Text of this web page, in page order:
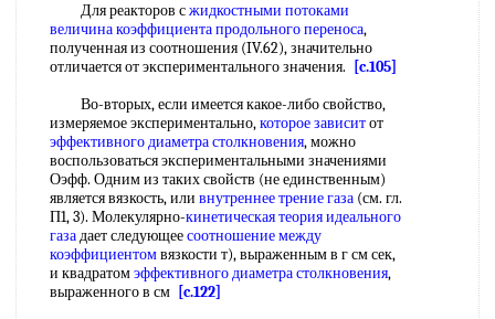
Для реакторов сжидкостными потоками
величина коэффициентапродольного переноса,
полученная из соотношения (IV.62), значительно
отличается от экспериментального значения.
[c.105]
Во-вторых, если имеется какое-либо свойство,
измеряемое экспериментально,которое зависитот
эффективного диаметра столкновения, можно
воспользоваться экспериментальными значениями
Оэфф. Одним из таких свойств (не единственным)
является вязкость, или внутреннее трение газа (см. гл.
П1, 3). Молекулярно-кинетическая теория идеального
газадает следующеесоотношение между
коэффициентомвязкости т), выраженным в г см сек,
и квадратомэффективного диаметра столкновения,
выраженного в см [c.122]